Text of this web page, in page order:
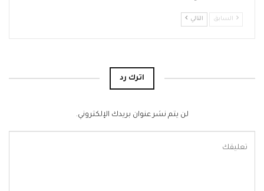
السابق التالي
اترك رد
لن يتم نشر عنوان بريدك الإلكتروني.